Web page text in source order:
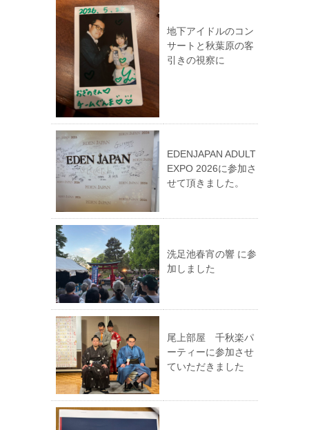
地下アイドルのコン
サートと秋葉原の客
引きの視察に
EDENJAPAN ADULT
EXPO 2026に参加さ
せて頂きました。
洗足池春宵の響 に参
加しました
尾上部屋 千秋楽パ
ーティーに参加させ
ていただきました